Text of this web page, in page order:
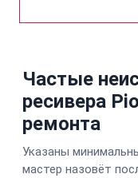
Частые
ресивера
ремонта
Указаны
мастер назовёт